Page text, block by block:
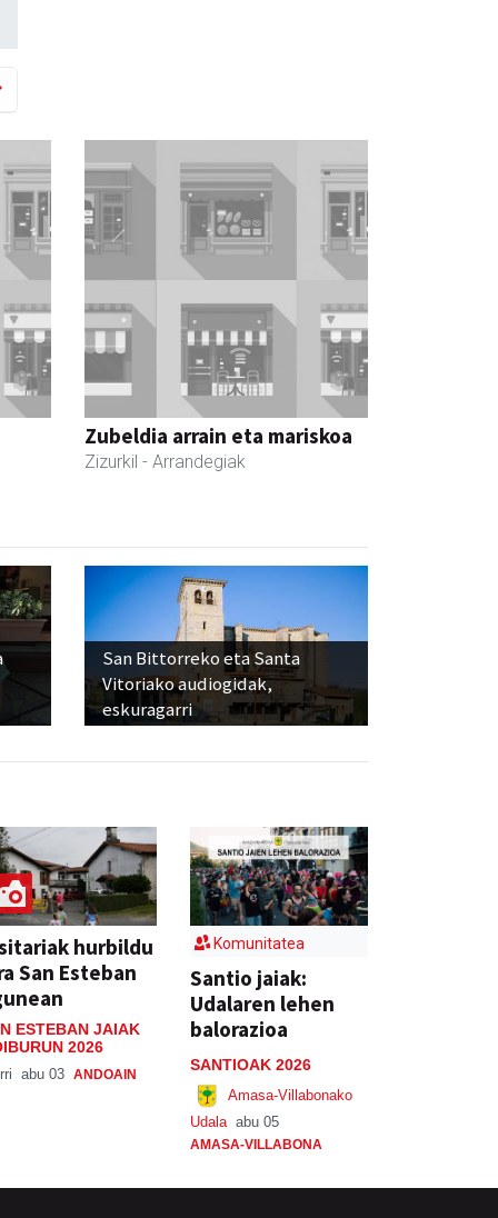
Zubeldia arrain eta mariskoa
Zizurkil - Arrandegiak
San Bittorreko eta Santa
Vitoriako audiogidak,
eskuragarri
hurbildu
San Esteban
ESTEBAN JAIAK
2026
abu 03 ANDOAIN
Komunitatea
Santio jaiak:
Udalaren lehen
balorazioa
SANTIOAK 2026
Amasa-Villabonako
Udala abu 05
AMASA-VILLABONA